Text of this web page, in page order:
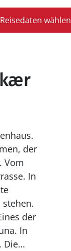
Reisedaten wählen
der
Vom
In
der
In
Die